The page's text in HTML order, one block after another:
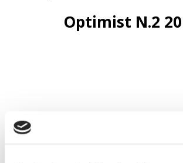
Optimist N.2